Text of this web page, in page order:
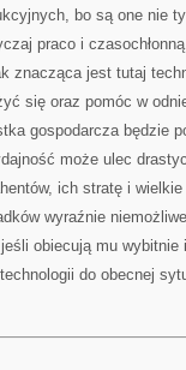
bo są one nie
praco i
znacząca jest tutaj
się oraz pomóc w
gospodarcza będzie
może ulec
ich stratę i
wyraźnie
obiecują mu
do obecnej